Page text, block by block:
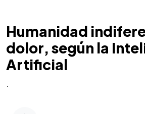
Humanidad
dolor, según la
Artificial
.